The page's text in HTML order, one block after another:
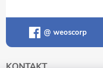
weoscorp